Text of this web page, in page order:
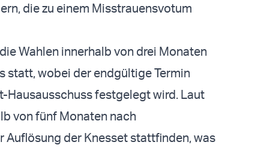
die zu einem Misstrauensvotum
Wahlen innerhalb von drei Monaten
statt, wobei der endgültige Termin
Hausausschuss festgelegt wird. Laut
von fünf Monaten nach
Auflösung der Knesset stattfinden, was